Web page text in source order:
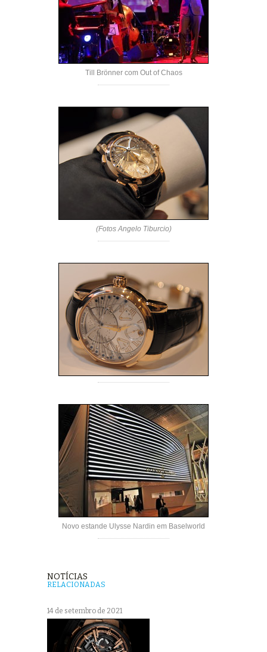
Till Brönner com Out of Chaos
(Fotos Angelo Tiburcio)
Novo estande Ulysse Nardin em Baselworld
NOTÍCIAS
RELACIONADAS
14 de setembro de 2021